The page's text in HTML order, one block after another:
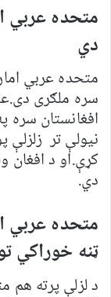
متحده عربي
دي
متحده عربي
سره ملګری
افغانستان
نیولې تر
کړې.او د افغان
دي.
ټنه خوراکي
د لزلې پرته هم